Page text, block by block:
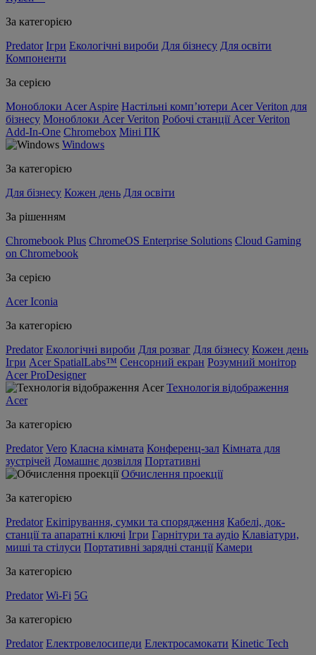
За категорією
Predator Ігри Екологічні вироби Для бізнесу Для освіти
Компоненти
За серією
Моноблоки Acer Aspire Настільні комп’ютери Acer Veriton для
бізнесу Моноблоки Acer Veriton Робочі станції Acer Veriton
Add-In-One Chromebox Міні ПК
Windows
За категорією
Для бізнесу Кожен день Для освіти
За рішенням
Chromebook Plus ChromeOS Enterprise Solutions Cloud Gaming
on Chromebook
За серією
Acer Iconia
За категорією
Predator Екологічні вироби Для розваг Для бізнесу Кожен день
Ігри Acer SpatialLabs™ Сенсорний екран Розумний монітор
Acer ProDesigner
Технологія відображення
Acer
За категорією
Predator Vero Класна кімната Конференц-зал Кімната для
зустрічей Домашнє дозвілля Портативні
Обчислення проекції
За категорією
Predator Екіпірування, сумки та спорядження Кабелі, док-
станції та апаратні ключі Ігри Гарнітури та аудіо Клавіатури,
миші та стілуси Портативні зарядні станції Камери
За категорією
Predator Wi-Fi 5G
За категорією
Predator Електровелосипеди Електросамокати Kinetic Tech